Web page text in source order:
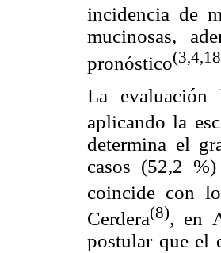
incidencia de
mucinosas,
pronóstico
La evaluación
aplicando la
determina el
casos (52,2
coincide con
Cerdera(8), en
postular que el